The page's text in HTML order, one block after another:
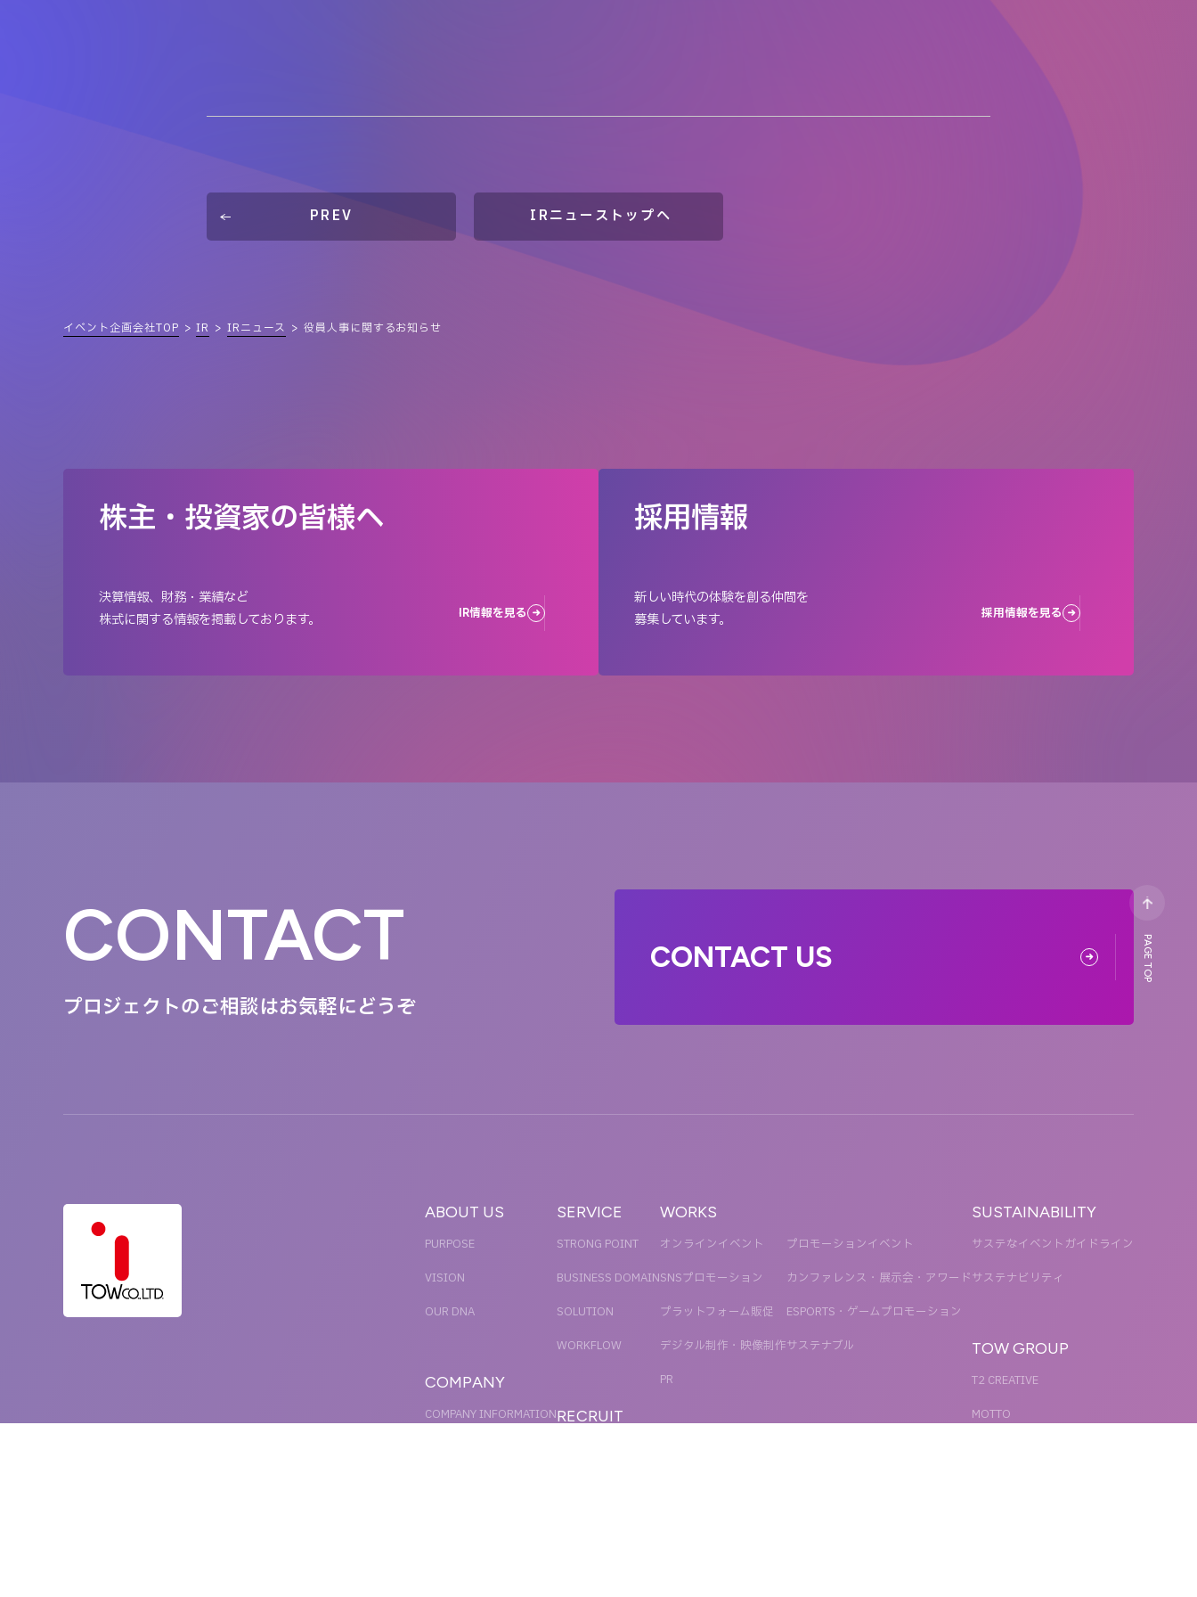
PREV IRニューストップへ
イベント企画会社TOP IR IRニュース 役員人事に関するお知らせ
株主・投資家の皆様へ
決算情報、財務・業績など
株式に関する情報を掲載しております。
IR情報を見る
採用情報
新しい時代の体験を創る仲間を
募集しています。
採用情報を見る
CONTACT
プロジェクトのご相談はお気軽にどうぞ
CONTACT US
ABOUT US
PURPOSE
VISION
OUR DNA
COMPANY
COMPANY INFORMATION
SERVICE
STRONG POINT
BUSINESS DOMAIN
SOLUTION
WORKFLOW
RECRUIT
WORKS
オンラインイベント
SNSプロモーション
プラットフォーム販促
デジタル制作・映像制作
PR
プロモーションイベント
カンファレンス・展示会・アワード
ESPORTS・ゲームプロモーション
サステナブル
SUSTAINABILITY
サステなイベントガイドライン
サステナビリティ
TOW GROUP
T2 CREATIVE
MOTTO
PAGE TOP